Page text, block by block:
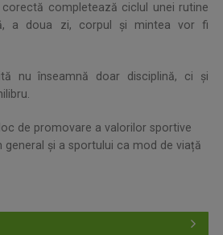
completează ciclul unei rutine
a doua zi, corpul și mintea vor fi
nu înseamnă doar disciplină, ci și
de promovare a valorilor sportive
general și a sportului ca mod de viață